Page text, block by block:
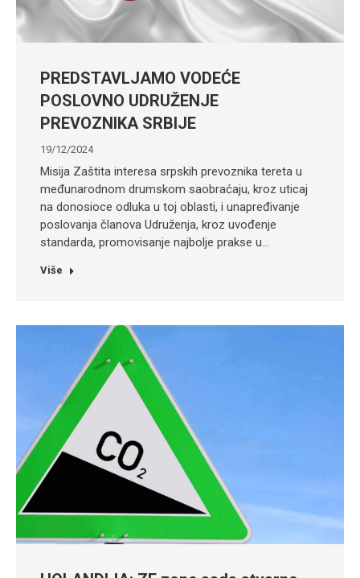
PREDSTAVLJAMO VODEĆE
POSLOVNO UDRUŽENJE
PREVOZNIKA SRBIJE
19/12/2024
Misija Zaštita interesa srpskih prevoznika tereta u
međunarodnom drumskom saobraćaju, kroz uticaj
na donosioce odluka u toj oblasti, i unapređivanje
poslovanja članova Udruženja, kroz uvođenje
standarda, promovisanje najbolje prakse u…
Više